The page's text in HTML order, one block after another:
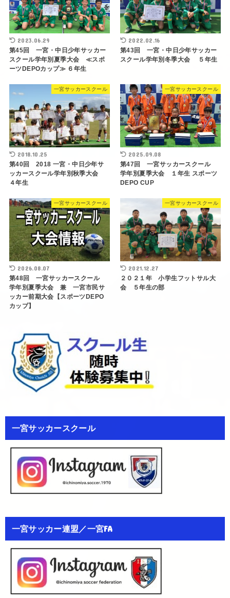
2023.06.29
第45回 一宮・中日少年サッカー
スクール学年別夏季大会 ≪スポ
ーツDEPOカップ≫ ６年生
2022.02.16
第43回 一宮・中日少年サッカー
スクール学年別冬季大会 ５年生
一宮サッカースクール
2018.10.25
第40回 2018 一宮・中日少年サ
ッカースクール学年別秋季大会
４年生
一宮サッカースクール
2025.09.08
第47回 一宮サッカースクール
学年別夏季大会 １年生 スポーツ
DEPO CUP
一宮サッカースクール
2026.08.07
第48回 一宮サッカースクール
学年別夏季大会 兼 一宮市民サ
ッカー前期大会【スポーツDEPO
カップ】
一宮サッカースクール
2021.12.27
２０２１年 小学生フットサル大
会 ５年生の部
一宮サッカースクール
一宮サッカー連盟／一宮FA